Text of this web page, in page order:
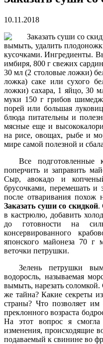
10.11.2018
вымыть, удалить
кусочками. Ингредиенты.
имбиря, 800 г свежих
30 мл (2 столовые ложки)
ложка) саке или сухого
ложки) сахара, 1 яйцо, 30
муки 150 г грибов
порей или большая
блюда питательны и
мясные еще и
на рисе, овощах, рыбе и
мире самой полезной и
Все подготовленные
поперчить и заправить
Сыр, авокадо и
брусочками, перемешать и
после отваривания похож
Заказать суши со скидкой.
в кастрюлю, добавить
до готовности на
консервированного
японского майонеза 70 г
веточки петрушки.
Зелень петрушки
водоросль, называемая
вымыть, нарезать
же тайна? Какие секреты
страны? Что позволяет
преклонного возраста
На этот вопрос я смогла
изменения, происходящие
подаваемый к свинине во